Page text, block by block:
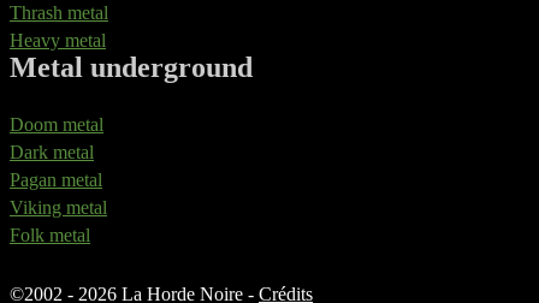
Thrash metal
Heavy metal
Metal underground
Doom metal
Dark metal
Pagan metal
Viking metal
Folk metal
©2002 - 2026 La Horde Noire - Crédits